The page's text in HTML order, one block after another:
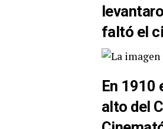
faltó el
En 1910
alto del